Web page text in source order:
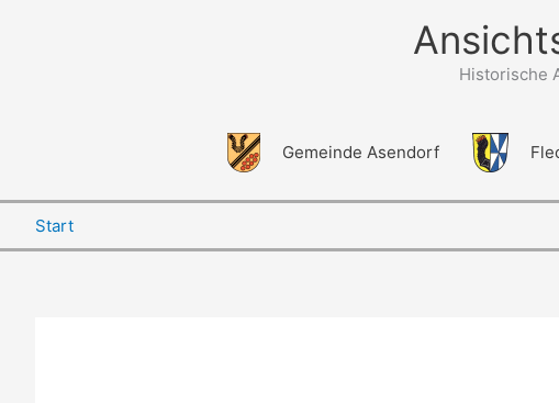
Historische
Gemeinde Asendorf
Start